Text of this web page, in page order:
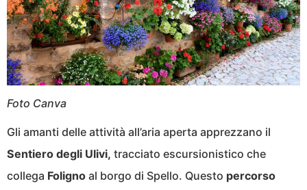
Foto Canva
Gli amanti delle attività all’aria aperta apprezzano il
Sentiero degli Ulivi, tracciato escursionistico che
collega Foligno al borgo di Spello. Questo percorso